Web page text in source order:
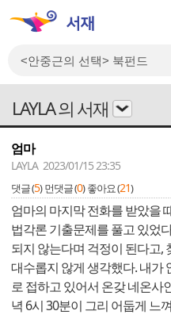
LAYLA 의 서재
엄마
LAYLA 2023/01/15 23:35
댓글 (5) 먼댓글 (0) 좋아요 (21)
엄마의 마지막 전화를 받았을
법각론 기출문제를 풀고 있었
되지 않는다며 걱정이 된다고,
대수롭지 않게 생각했다. 내가
로 접하고 있어서 온갖 네온사
녁 6시 30분이 그리 어둡게 느